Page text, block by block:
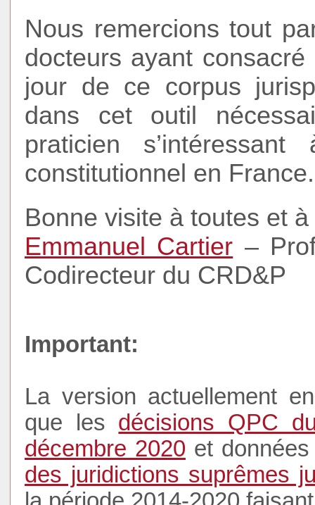
Nous remercions tout
docteurs ayant
jour de ce corpus
dans cet outil
praticien
constitutionnel en France.
Bonne visite à toutes et
Emmanuel Cartier –
Codirecteur du CRD&P
Important:
La version actuellement
que les décisions QPC
décembre 2020 et
des juridictions suprêmes